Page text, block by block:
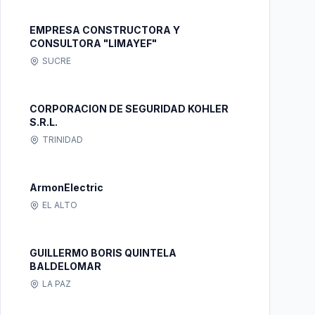
EMPRESA CONSTRUCTORA Y
CONSULTORA "LIMAYEF"
SUCRE
CORPORACION DE SEGURIDAD KOHLER
S.R.L.
TRINIDAD
ArmonElectric
EL ALTO
GUILLERMO BORIS QUINTELA
BALDELOMAR
LA PAZ